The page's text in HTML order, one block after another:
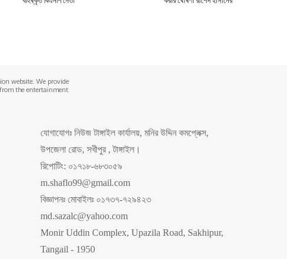
website. We provide
the entertainment
যোগাযোগঃ নিউজ টাঙ্গাইল কার্যালয়, মনির উদ্দিন কমপ্লেক্স,
উপজেলা রোড, সখীপুর , টাঙ্গাইল।
রিপোটিং: ০১৭১৮-৬৮৩০৫৯
m.shaflo99@gmail.com
বিজ্ঞাপনঃ মোবাইলঃ ০১৭৩৭-৭২৯৪২৩
md.sazalc@yahoo.com
Monir Uddin Complex, Upazila Road, Sakhipur,
Tangail - 1950